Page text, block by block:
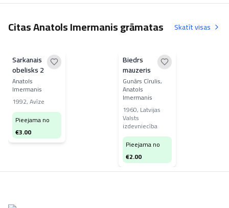
Citas Anatols Imermanis grāmatas Skatīt visas
Sarkanais
obelisks 2
Anatols
Imermanis
1992,Avīze
Pieejama no
€3.00
Biedrs
mauzeris
Gunārs Cīrulis,
Anatols
Imermanis
1960, Latvijas
Valsts
izdevniecība
Pieejama no
€2.00